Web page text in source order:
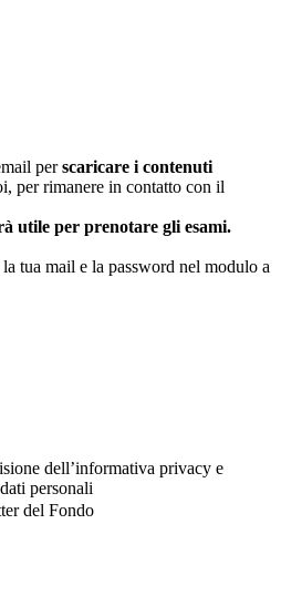
perscaricare i contenuti
per rimanere in contatto con il
utile per prenotare gli esami.
tua mail e la password nel modulo a
dell’informativa privacy e
personali
del Fondo